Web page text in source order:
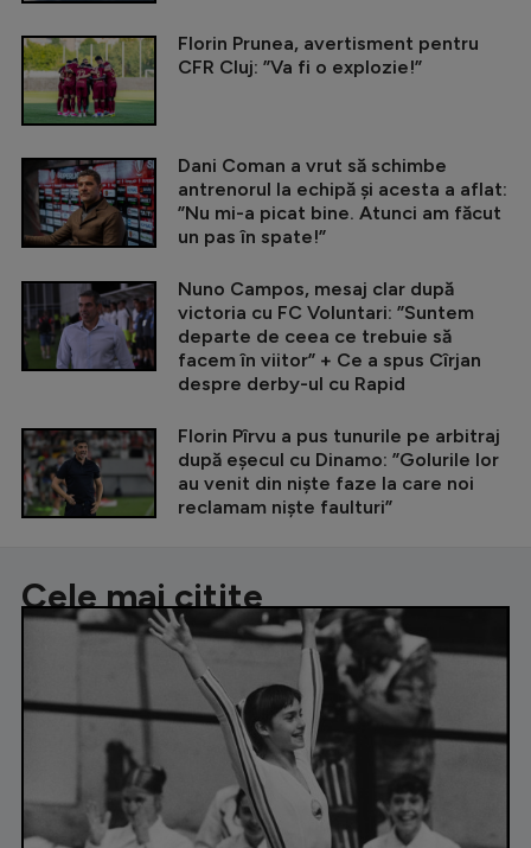
Florin Prunea, avertisment pentru
CFR Cluj: ”Va fi o explozie!”
Dani Coman a vrut să schimbe
antrenorul la echipă și acesta a aflat:
”Nu mi-a picat bine. Atunci am făcut
un pas în spate!”
Nuno Campos, mesaj clar după
victoria cu FC Voluntari: ”Suntem
departe de ceea ce trebuie să
facem în viitor” + Ce a spus Cîrjan
despre derby-ul cu Rapid
Florin Pîrvu a pus tunurile pe arbitraj
după eșecul cu Dinamo: ”Golurile lor
au venit din niște faze la care noi
reclamam niște faulturi”
Cele mai citite